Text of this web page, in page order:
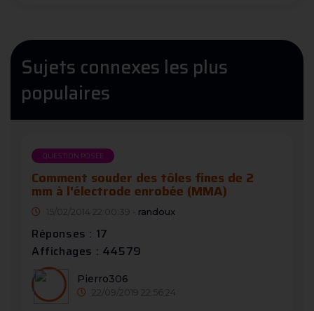
Sujets connexes les plus
populaires
QUESTION POSÉE
Comment souder des tôles fines de 2
mm à l'électrode enrobée (MMA)
15/02/2014 22:00:39 - randoux
Réponses : 17
Affichages : 44579
Pierro306
22/09/2019 22:56:24